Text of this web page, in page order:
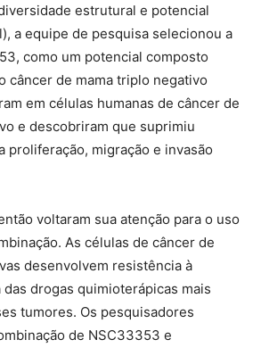
estrutural e potencial
a equipe de pesquisa selecionou a
como um potencial composto
câncer de mama triplo negativo
em células humanas de câncer de
e descobriram que suprimiu
proliferação, migração e invasão
voltaram sua atenção para o uso
As células de câncer de
desenvolvem resistência à
drogas quimioterápicas mais
tumores. Os pesquisadores
de NSC33353 e